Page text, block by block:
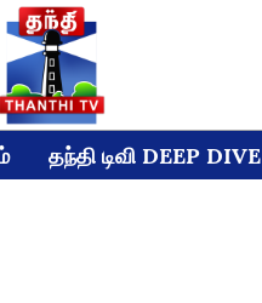
தந்தி டிவி DEEP DIVE